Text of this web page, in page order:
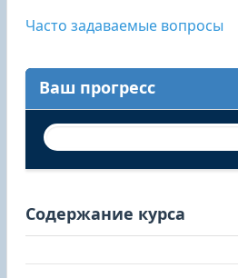
Часто задаваемые вопросы
Ваш прогресс
Содержание курса